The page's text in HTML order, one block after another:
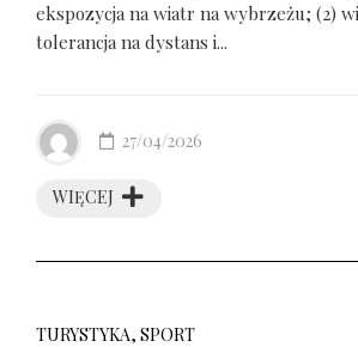
ekspozycja na wiatr na wybrzeżu; (2)
tolerancja na dystans i...
WIĘCEJ
27/04/2026
TURYSTYKA, SPORT